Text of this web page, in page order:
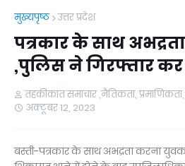
मुख्यपृष्ठ उत्तर प्रदेश
पत्रकार के साथ
,पुलिस ने गिरफ्तार
तहकीकात समाचार ,नैतिकता, प्रमाणिकता,
अक्टूबर 12, 2023
बस्ती-पत्रकार के साथ अभद्रता करना